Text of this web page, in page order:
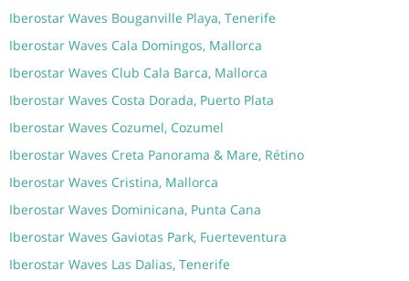
Iberostar Waves Bouganville Playa, Tenerife
Iberostar Waves Cala Domingos, Mallorca
Iberostar Waves Club Cala Barca, Mallorca
Iberostar Waves Costa Dorada, Puerto Plata
Iberostar Waves Cozumel, Cozumel
Iberostar Waves Creta Panorama & Mare, Rétino
Iberostar Waves Cristina, Mallorca
Iberostar Waves Dominicana, Punta Cana
Iberostar Waves Gaviotas Park, Fuerteventura
Iberostar Waves Las Dalias, Tenerife